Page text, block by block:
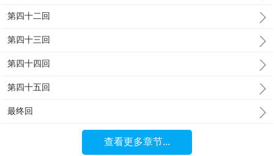
第四十二回
第四十三回
第四十四回
第四十五回
最终回
查看更多章节...